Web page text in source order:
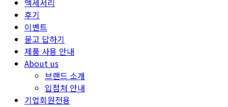
후기
이벤트
묻고 답하기
제품 사용 안내
About us
브랜드 소개
입점처 안내
기업회원전용